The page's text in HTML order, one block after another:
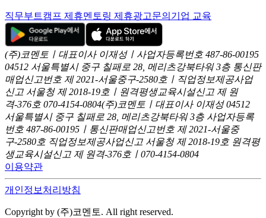
직무부트캠프 제휴멘토링 제휴광고문의 기업 교육
(주)코멘토ㅣ대표이사 이재성ㅣ사업자등록번호 487-86-00195
04512 서울특별시 중구 칠패로 28, 메리츠강북타워 3층 통신판
매업신고번호 제 2021-서울중구-2580호ㅣ직업정보제공사업
신고 서울청 제 2018-19호ㅣ원격평생교육시설신고 제 원
격-376호 070-4154-0804(주)코멘토ㅣ대표이사 이재성 04512
서울특별시 중구 칠패로 28, 메리츠강북타워 3층 사업자등록
번호 487-86-00195ㅣ통신판매업신고번호 제 2021-서울중
구-2580호 직업정보제공사업신고 서울청 제 2018-19호 원격평
생교육시설신고 제 원격-376호ㅣ070-4154-0804
이용약관
개인정보처리방침
Copyright by (주)코멘토. All right reserved.